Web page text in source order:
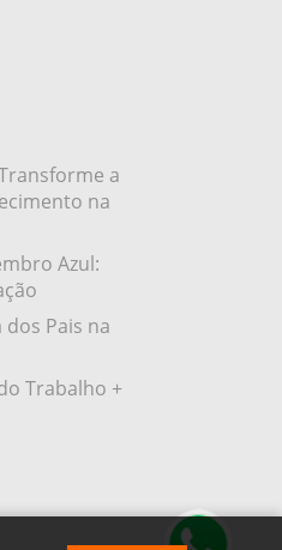
a
na
Azul:
Pais na
Trabalho +